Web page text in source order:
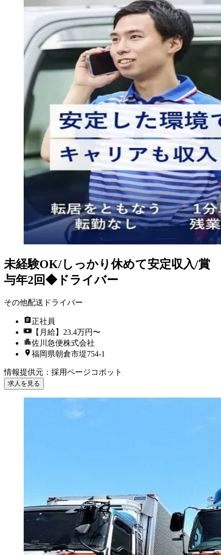
未経験OK/しっかり休めて安定収入/賞
与年2回◆ドライバー
その他配送ドライバー
正社員
【月給】23.4万円〜
佐川急便株式会社
福岡県朝倉市堤754-1
情報提供元 ： 採用ページコボット
求人を見る